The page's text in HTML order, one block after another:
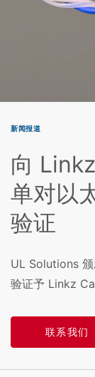
新闻报道
向
单对以
验证
UL Solutions
验证予 Linkz
联系我们